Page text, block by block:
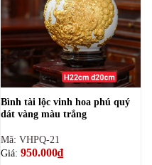
Bình tài lộc vinh hoa phú quý
dát vàng màu trắng
Mã: VHPQ-21
Giá: 950.000₫